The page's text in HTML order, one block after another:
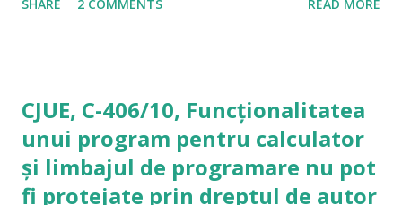
Deputaților, independența României față de Imperiul
indelug repetate). Insa, d-lor, acum incep greutatile, fiindca
noua noastra conditiune cu definirea independentei noastre
intr-un mod mai determinat si mai absolut trebuie sa fie
acceptata de Europa. ” Numai Hotnews și TVR amintesc de
SHARE 2 COMMENTS READ MORE
CJUE, C-406/10, Funcționalitatea
unui program pentru calculator
și limbajul de programare nu pot
fi protejate prin dreptul de autor